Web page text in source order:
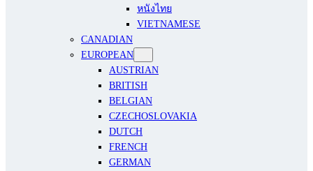
หนังไทย
VIETNAMESE
CANADIAN
EUROPEAN
AUSTRIAN
BRITISH
BELGIAN
CZECHOSLOVAKIA
DUTCH
FRENCH
GERMAN